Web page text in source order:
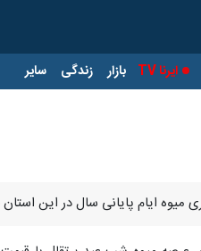
ایرنا TV بازار زندگی سایر